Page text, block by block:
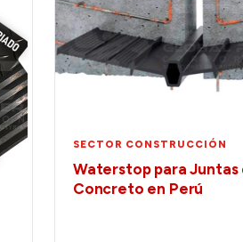
SECTOR CONSTRUCCIÓN
Waterstop para Juntas
Concreto en Perú